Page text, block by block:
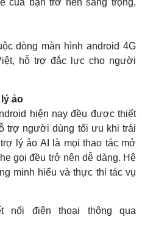
của bạn trở nên sang trọng,
dòng màn hình android 4G
hỗ trợ đắc lực cho người
ảo
hiện nay đều được thiết
trợ người dùng tối ưu khi trải
lý ảo AI là mọi thao tác mở
gọi đều trở nên dễ dàng. Hệ
minh hiểu và thực thi tác vụ
nối điện thoại thông qua